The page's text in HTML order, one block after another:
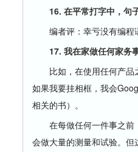
16. 在平常打字中，句
编者评：幸亏没有编程
17. 我在家做任何家务事
比如，在使用任何产品
如果我要挂相框，我会
相关的书）。
在每做任何一件事之前
会做大量的测量和试验。但